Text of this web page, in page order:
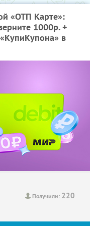
«ОТП Карте»:
1000р. +
в
Получили: 220